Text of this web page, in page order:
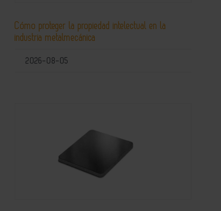
Cómo proteger la propiedad intelectual en la
industria metalmecánica
2026-08-05